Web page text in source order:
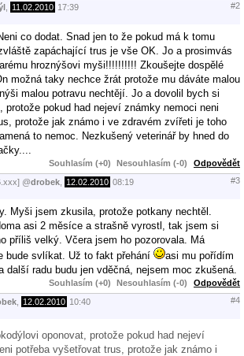
11.02.2010 17:39 #2
co dodat. Snad jen to že pokud má k tomu
zapáchající trus je vše OK. Jo a prosimvás
hroznýšovi myši!!!!!!!!!! Zkoušejte dospělé
možná taky nechce žrát protože mu dáváte malou
malou potravu nechtějí. Jo a dovolil bych si
protože pokud had nejeví známky nemoci neni
protože jak známo i ve zdravém zvířeti je toho
to nemoc. Nezkušený veterinář by hned do
Souhlasím (+0) Nesouhlasím (-0) Odpovědět
@drobek 12.02.2010 08:19 #3
Myši jsem zkusila, protože potkany nechtěl.
asi 2 měsíce a strašně vyrostl, tak jsem si
příliš velký. Včera jsem ho pozorovala. Má
bude svlíkat. Už to fakt přehání
asi mu pořídím
další radu budu jen vděčná, nejsem moc zkušená.
Souhlasím (+0) Nesouhlasím (-0) Odpovědět
12.02.2010 10:40 #4
oponovat, protože pokud had nejeví
potřeba vyšetřovat trus, protože jak známo i